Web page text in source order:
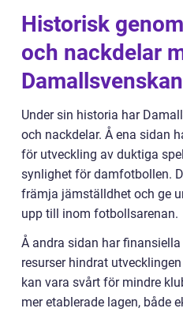
Historisk
och nackdelar
Damallsvenskan
Under sin historia har
och nackdelar. Å ena sidan
för utveckling av duktiga
synlighet för damfotbollen.
främja jämställdhet och ge
upp till inom fotbollsarenan.
Å andra sidan har
resurser hindrat
kan vara svårt för mindre
mer etablerade lagen, både